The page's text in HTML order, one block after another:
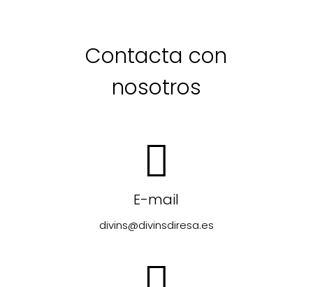
Contacta con
nosotros
E-mail
divins@divinsdiresa.es